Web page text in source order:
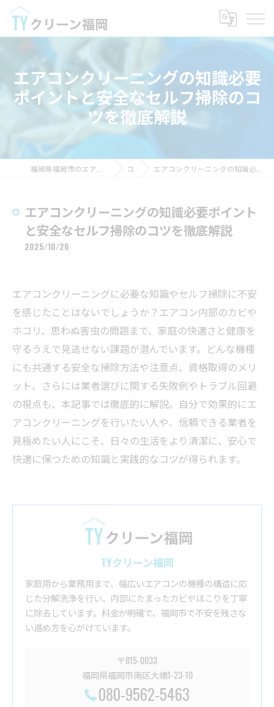
エアコンクリーニングの知識必要
ポイントと安全なセルフ掃除のコ
ツを徹底解説
コラム エアコンクリーニングの知識必要ポイントと安全なセルフ掃除のコツを徹底解説
エアコンクリーニングの知識必要ポイント
と安全なセルフ掃除のコツを徹底解説
2025/10/26
エアコンクリーニングに必要な知識やセルフ掃除に不安
を感じたことはないでしょうか？エアコン内部のカビや
ホコリ、思わぬ害虫の問題まで、家庭の快適さと健康を
守るうえで見逃せない課題が潜んでいます。どんな機種
にも共通する安全な掃除方法や注意点、資格取得のメリ
ット、さらには業者選びに関する失敗例やトラブル回避
の視点も、本記事では徹底的に解説。自分で効果的にエ
アコンクリーニングを行いたい人や、信頼できる業者を
見極めたい人にこそ、日々の生活をより清潔に、安心で
快適に保つための知識と実践的なコツが得られます。
TYクリーン福岡
家庭用から業務用まで、幅広いエアコンの機種の構造に応
じた分解洗浄を行い、内部にたまったカビやほこりを丁寧
に除去しています。料金が明確で、福岡市で不安を残さな
い進め方を心がけています。
〒815-0033
福岡県福岡市南区大橋1-23-10
080-9562-5463